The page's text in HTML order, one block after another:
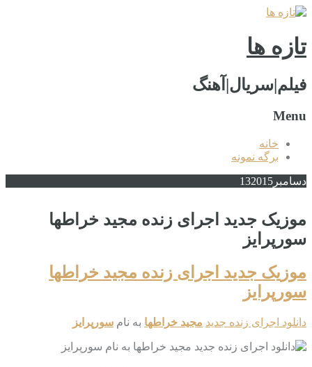
تازه ها
فیلم|سریال|آهنگ
Menu
خانه
برگه نمونه
دسامبر 132015
موزیک جدید اجرای زنده مجید خراطها
سورپرایز
موزیک جدید اجرای زنده مجید خراطها
سورپرایز
دانلود اجرای زنده جدید مجید خراطها به نام سورپرایز